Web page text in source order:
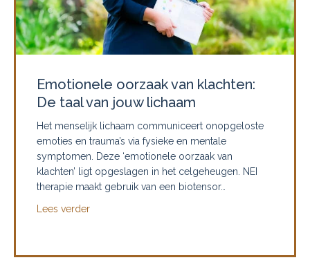
Emotionele oorzaak van klachten:
De taal van jouw lichaam
Het menselijk lichaam communiceert onopgeloste
emoties en trauma’s via fysieke en mentale
symptomen. Deze ‘emotionele oorzaak van
klachten’ ligt opgeslagen in het celgeheugen. NEI
therapie maakt gebruik van een biotensor…
Lees verderabout Emotionele oorzaak van klachten: De taal